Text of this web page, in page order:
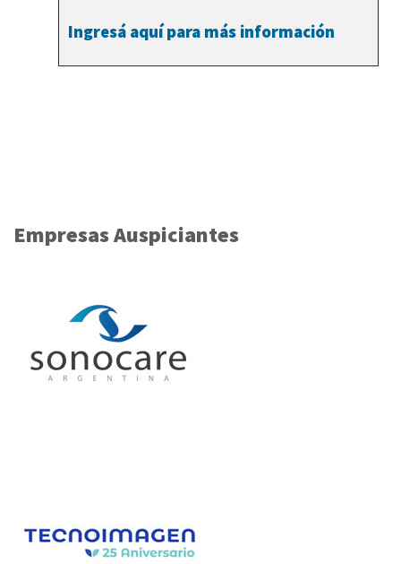
Ingresá aquí para más información
Empresas Auspiciantes